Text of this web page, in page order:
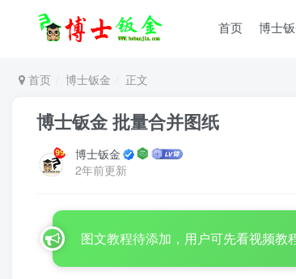
首页 博士
首页 博士钣金 正文
博士钣金 批量合并图纸
博士钣金
2年前更新
图文教程待添加，用户可先看视频教程